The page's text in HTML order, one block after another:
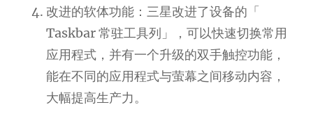
改进的软体功能：三星改进了设备的「
Taskbar 常驻工具列」，可以快速切换常用
应用程式，并有一个升级的双手触控功能，
能在不同的应用程式与萤幕之间移动内容，
大幅提高生产力。